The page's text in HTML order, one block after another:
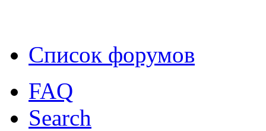
Список форумов
FAQ
Search